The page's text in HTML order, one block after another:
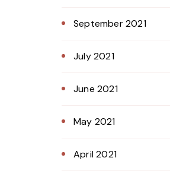
September 2021
July 2021
June 2021
May 2021
April 2021